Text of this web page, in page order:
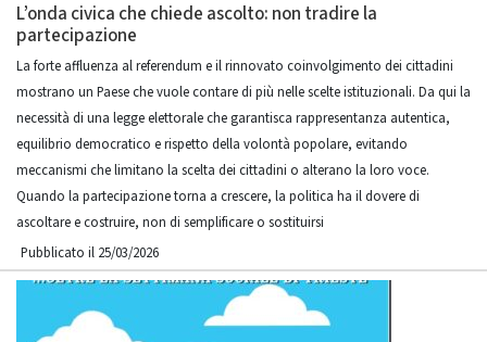
L’onda civica che chiede ascolto: non tradire la
partecipazione
La forte affluenza al referendum e il rinnovato coinvolgimento dei cittadini
mostrano un Paese che vuole contare di più nelle scelte istituzionali. Da qui la
necessità di una legge elettorale che garantisca rappresentanza autentica,
equilibrio democratico e rispetto della volontà popolare, evitando
meccanismi che limitano la scelta dei cittadini o alterano la loro voce.
Quando la partecipazione torna a crescere, la politica ha il dovere di
ascoltare e costruire, non di semplificare o sostituirsi
Pubblicato il 25/03/2026